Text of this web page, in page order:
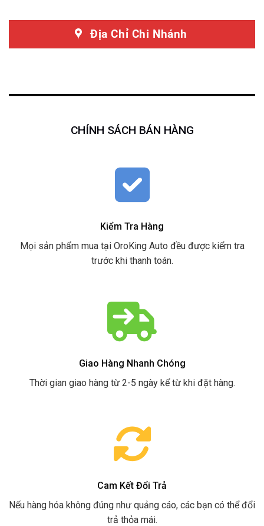
Địa Chỉ Chi Nhánh
CHÍNH SÁCH BÁN HÀNG
Kiểm Tra Hàng
Mọi sản phẩm mua tại OroKing Auto đều được kiểm tra
trước khi thanh toán.
Giao Hàng Nhanh Chóng
Thời gian giao hàng từ 2-5 ngày kể từ khi đặt hàng.
Cam Kết Đổi Trả
Nếu hàng hóa không đúng như quảng cáo, các bạn có thể đổi
trả thỏa mái.